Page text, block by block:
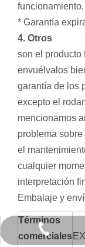
funcionamiento.
* Garantía
4. Otros
son el producto
envuélvalos
garantía de los
excepto el
mencionamos
problema
el
cualquier
interpretación
Embalaje y
Términos
comerciales